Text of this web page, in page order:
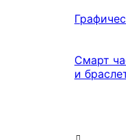
Смарт
и